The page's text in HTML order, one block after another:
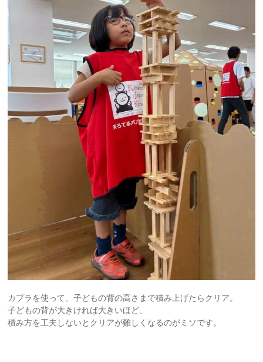
カプラを使って、子どもの背の高さまで積み上げたらクリア。
子どもの背が大きければ大きいほど、
積み方を工夫しないとクリアが難しくなるのがミソです。